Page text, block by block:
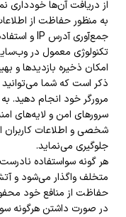
از دریافت آن‌ها خودداری
به منظور حفاظت از
جمع‌آوری آدرس
تکنولوژی معمول در
امکان ذخیره بازدید‌ها و
ذکر است که شما می‌توانید
مرورگر خود انجام دهید.
سرورهای امن و لایه‌های
شخصی و اطلاعات کاربران
جلوگیری می‌نماید.
هر گونه سواستفاده
متخلف واگذار می‌شود و
حفاظت از منافع خود
در صورت داشتن هرگونه